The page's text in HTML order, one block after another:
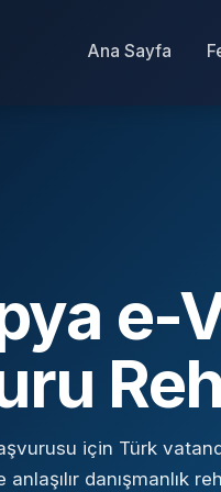
Ana Sayfa
e-
için Türk
anlaşılır danışmanlık